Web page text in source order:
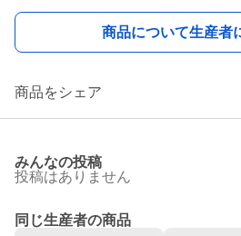
商品について生産者
商品をシェア
みんなの投稿
投稿はありません
同じ生産者の商品